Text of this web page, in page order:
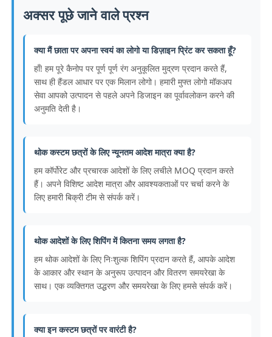
अक्सर पूछे जाने वाले प्रश्न
क्या मैं छाता पर अपना स्वयं का लोगो या डिज़ाइन प्रिंट कर सकता हूँ?
हाँ! हम पूरे कैनोप पर पूर्ण पूर्ण रंग अनुकूलित मुद्रण प्रदान करते हैं,
साथ ही हैंडल आधार पर एक मिलान लोगो। हमारी मुफ्त लोगो मॉकअप
सेवा आपको उत्पादन से पहले अपने डिजाइन का पूर्वावलोकन करने की
अनुमति देती है।
थोक कस्टम छत्रों के लिए न्यूनतम आदेश मात्रा क्या है?
हम कॉर्पोरेट और प्रचारक आदेशों के लिए लचीले MOQ प्रदान करते
हैं। अपने विशिष्ट आदेश मात्रा और आवश्यकताओं पर चर्चा करने के
लिए हमारी बिक्री टीम से संपर्क करें।
थोक आदेशों के लिए शिपिंग में कितना समय लगता है?
हम थोक आदेशों के लिए निःशुल्क शिपिंग प्रदान करते हैं, आपके आदेश
के आकार और स्थान के अनुरूप उत्पादन और वितरण समयरेखा के
साथ। एक व्यक्तिगत उद्धरण और समयरेखा के लिए हमसे संपर्क करें।
क्या इन कस्टम छत्रों पर वारंटी है?